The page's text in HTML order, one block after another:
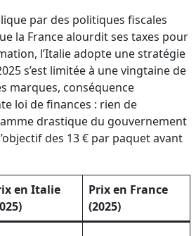
par des politiques fiscales
la France alourdit ses taxes pour
l’Italie adopte une stratégie
s’est limitée à une vingtaine de
marques, conséquence
loi de finances : rien de
drastique du gouvernement
des 13 € par paquet avant
en Italie
Prix en France
(2025)